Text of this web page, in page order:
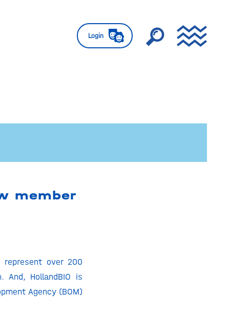
Login
member
represent over 200
HollandBIO is
Agency (BOM)